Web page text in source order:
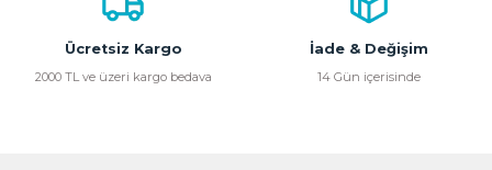
Ürün fiyatı diğer sitelerden daha pahalı.
Bu ürüne benzer farklı alternatifler olmalı.
Ücretsiz Kargo
2000 TL ve üzeri kargo bedava
İade & Değişim
14 Gün içerisinde